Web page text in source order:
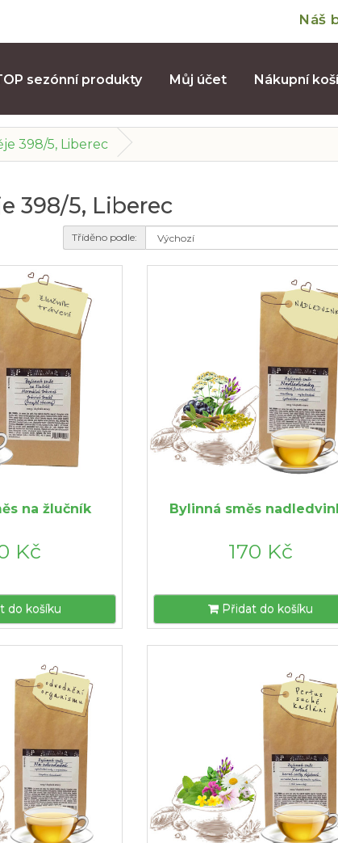
Náš
sezónní produkty Můj účet Nákupní
398/5, Liberec
398/5, Liberec
Tříděno podle:
na žlučník
Kč
do košíku
Bylinná směs
170 Kč
Přidat do košíku